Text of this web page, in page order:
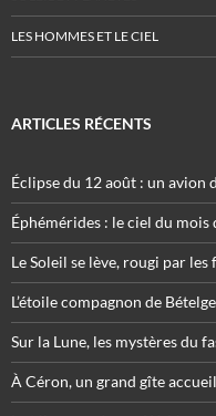
LES HOMMES ET LE CIEL
ARTICLES RÉCENTS
Éclipse du 12 août : un avion
Éphémérides : le ciel du mois
Le Soleil se lève, rougi par les
L’étoile compagnon de
Sur la Lune, les mystères du
À Céron, un grand gîte